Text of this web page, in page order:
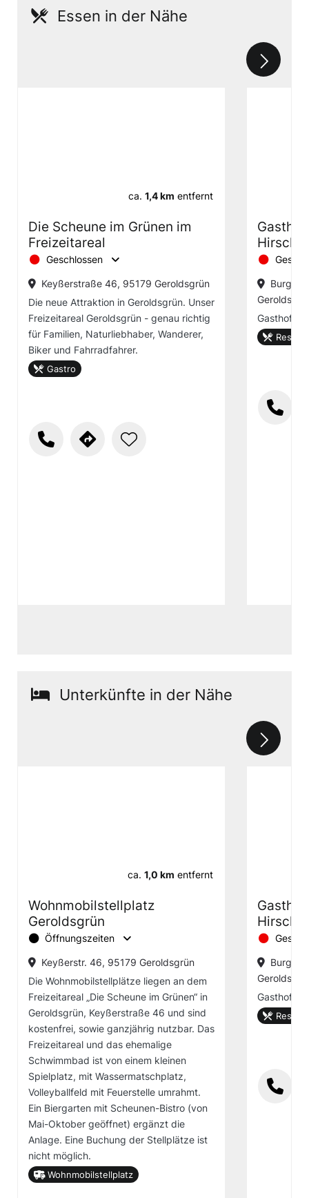
Essen in der Nähe
ca. 1,4 km entfernt
Die Scheune im Grünen im
Freizeitareal
Geschlossen
Keyßerstraße 46, 95179 Geroldsgrün
Die neue Attraktion in Geroldsgrün. Unser
Freizeitareal Geroldsgrün - genau richtig
für Familien, Naturliebhaber, Wanderer,
Biker und Fahrradfahrer.
Gastro
Gasthof
Unterkünfte in der Nähe
ca. 1,0 km entfernt
Wohnmobilstellplatz
Geroldsgrün
Öffnungszeiten
Keyßerstr. 46, 95179 Geroldsgrün
Die Wohnmobilstellplätze liegen an dem
Freizeitareal „Die Scheune im Grünen“ in
Geroldsgrün, Keyßerstraße 46 und sind
kostenfrei, sowie ganzjährig nutzbar. Das
Freizeitareal und das ehemalige
Schwimmbad ist von einem kleinen
Spielplatz, mit Wassermatschplatz,
Volleyballfeld mit Feuerstelle umrahmt.
Ein Biergarten mit Scheunen-Bistro (von
Mai-Oktober geöffnet) ergänzt die
Anlage. Eine Buchung der Stellplätze ist
nicht möglich.
Wohnmobilstellplatz
Gasthof